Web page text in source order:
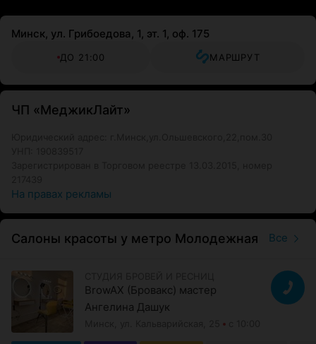
Минск, ул. Грибоедова, 1, эт. 1, оф. 175
ДО 21:00 МАРШРУТ
ЧП «МеджикЛайт»
На правах рекламы
Салоны красоты у метро Молодежная Все
BrowAX (Бровакс) мастер
Ангелина Дашук